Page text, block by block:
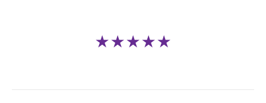
★★★★★